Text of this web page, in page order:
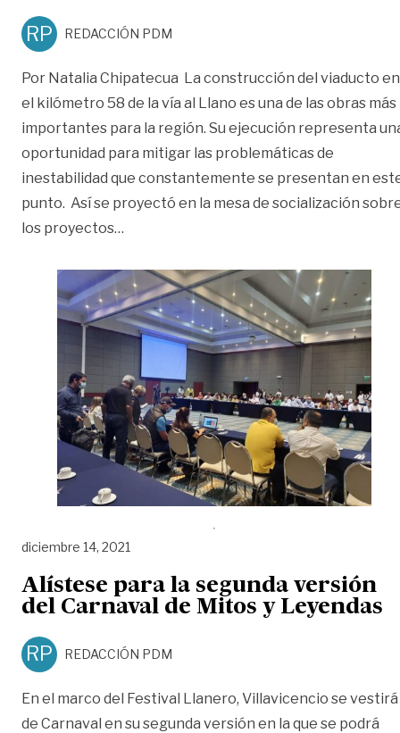
RP REDACCIÓN PDM
Por Natalia Chipatecua La construcción del viaducto en
el kilómetro 58 de la vía al Llano es una de las obras más
importantes para la región. Su ejecución representa
oportunidad para mitigar las problemáticas de
inestabilidad que constantemente se presentan en
punto. Así se proyectó en la mesa de socialización
los proyectos…
diciembre 14, 2021
Alístese para la segunda versión
del Carnaval de Mitos y Leyendas
RP REDACCIÓN PDM
En el marco del Festival Llanero, Villavicencio se vestirá
de Carnaval en su segunda versión en la que se podrá